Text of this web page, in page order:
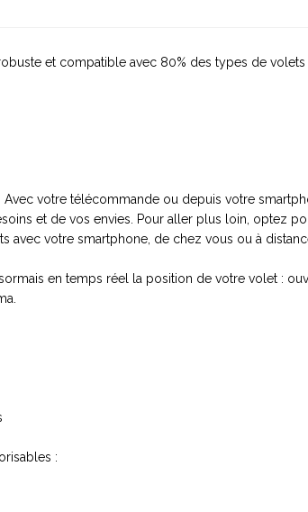
et compatible avec 80% des types de volets
votre télécommande ou depuis votre
et de vos envies. Pour aller plus loin, optez
votre smartphone, de chez vous ou à
en temps réel la position de votre volet :
: